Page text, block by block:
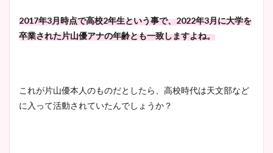
2017年3月時点で高校2年生という事で、2022年3月に大学を
卒業された片山優アナの年齢とも一致しますよね。
これが片山優本人のものだとしたら、高校時代は天文部など
に入って活動されていたんでしょうか？